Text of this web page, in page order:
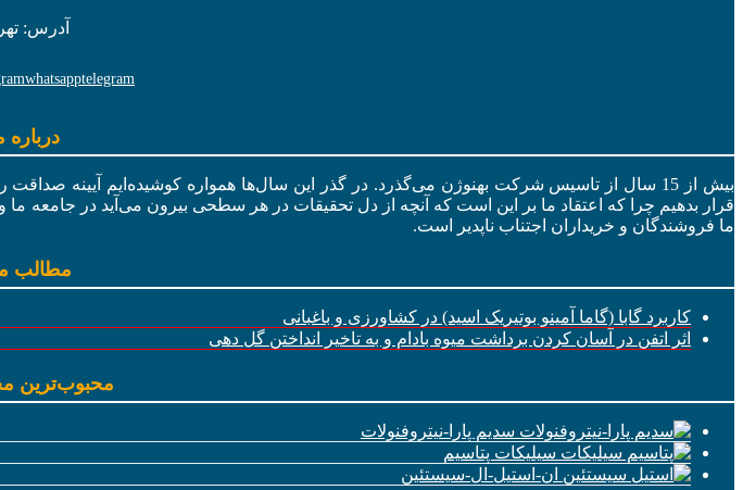
آدرس:
telegram
whatsapp
درباره
بیش از 15 سال از تاسیس شرکت بهنوژن می‌گذرد. در گذر این سال‌ها همواره کوشیده‌ایم آیینه
قرار بدهیم چرا که اعتقاد ما بر این است که آنچه از دل تحقیقات در هر سطحی بیرون می‌آید در جامعه
ما فروشندگان و خریداران اجتناب ناپدیر است.
مطالب
کاربرد گابا (گاما آمینو بوتیریک اسید) در کشاورزی و باغبانی
اثر اتفن در آسان کردن برداشت میوه بادام و به تاخیر انداختن گل دهی
محبوب‌ترین
سدیم پارا-نیتروفنولات
سیلیکات پتاسیم
ان-استیل-ال-سیستئین